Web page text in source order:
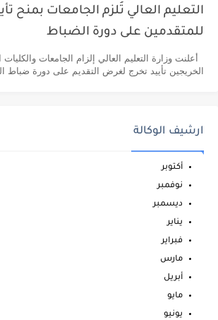
التعليم العالي تُلزم الجامعات بمنح
للمتقدمين على دورة الضباط
أعلنت وزارة التعليم العالي إلزام الجامعات والكليات
الخريجين تأييد تخرج لغرض التقديم على دورة ضباط
ارشيف الوكالة
أكتوبر
نوفمبر
ديسمبر
يناير
فبراير
مارس
أبريل
مايو
يونيو